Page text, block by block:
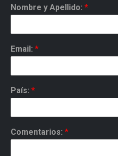
Nombre y Apellido: *
Email: *
País: *
Comentarios: *